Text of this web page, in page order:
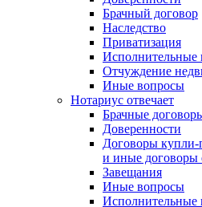
Брачный договор
Наследство
Приватизация
Исполнительные
Отчуждение
Иные вопросы
Нотариус отвечает
Брачные
Доверенности
Договоры
и иные
Завещания
Иные вопросы
Исполнительные